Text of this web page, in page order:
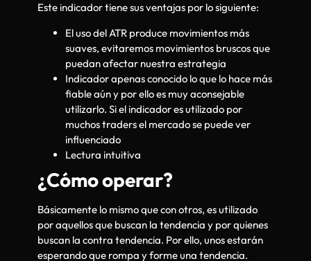
Este indicador tiene sus ventajas por lo siguiente:
El uso del ATR produce movimientos más
suaves, evitaremos movimientos bruscos que
puedan afectar nuestra estrategia
Indicador apenas conocido lo que lo hace más
fiable aún y por ello es muy aconsejable
utilizarlo. Si el indicador es utilizado por
muchos traders el mercado se puede ver
influenciado
Lectura intuitiva
¿Cómo operar?
Básicamente lo mismo que con otros, es utilizado
por aquellos que buscan la tendencia y por quienes
buscan la contra tendencia. Por ello, unos estarán
esperando que rompa y forme una tendencia.